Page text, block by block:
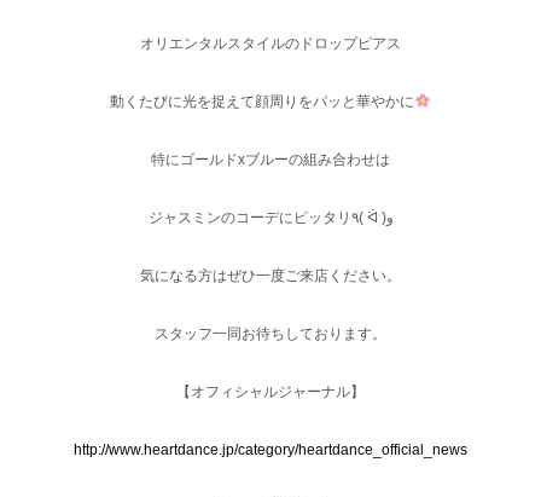
オリエンタルスタイルのドロップピアス
動くたびに光を捉えて顔周りをパッと華やかに
特にゴールドxブルーの組み合わせは
ジャスミンのコーデにピッタリ٩( ᐛ )و
気になる方はぜひ一度ご来店ください。
スタッフ一同お待ちしております。
【オフィシャルジャーナル】
http://www.heartdance.jp/category/heartdance_official_news